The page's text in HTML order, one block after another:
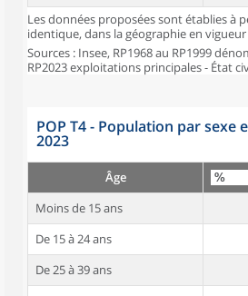
Les données proposées sont établies à
identique, dans la géographie en
Sources : Insee, RP1968 au RP1999
RP2023 exploitations principales - État
POP T4 - Population par sexe
2023
Âge
Moins de 15 ans
De 15 à 24 ans
De 25 à 39 ans